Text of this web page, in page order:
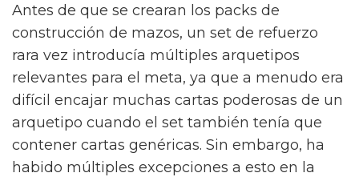
Antes de que se crearan los packs de
construcción de mazos, un set de refuerzo
rara vez introducía múltiples arquetipos
relevantes para el meta, ya que a menudo era
difícil encajar muchas cartas poderosas de un
arquetipo cuando el set también tenía que
contener cartas genéricas. Sin embargo, ha
habido múltiples excepciones a esto en la